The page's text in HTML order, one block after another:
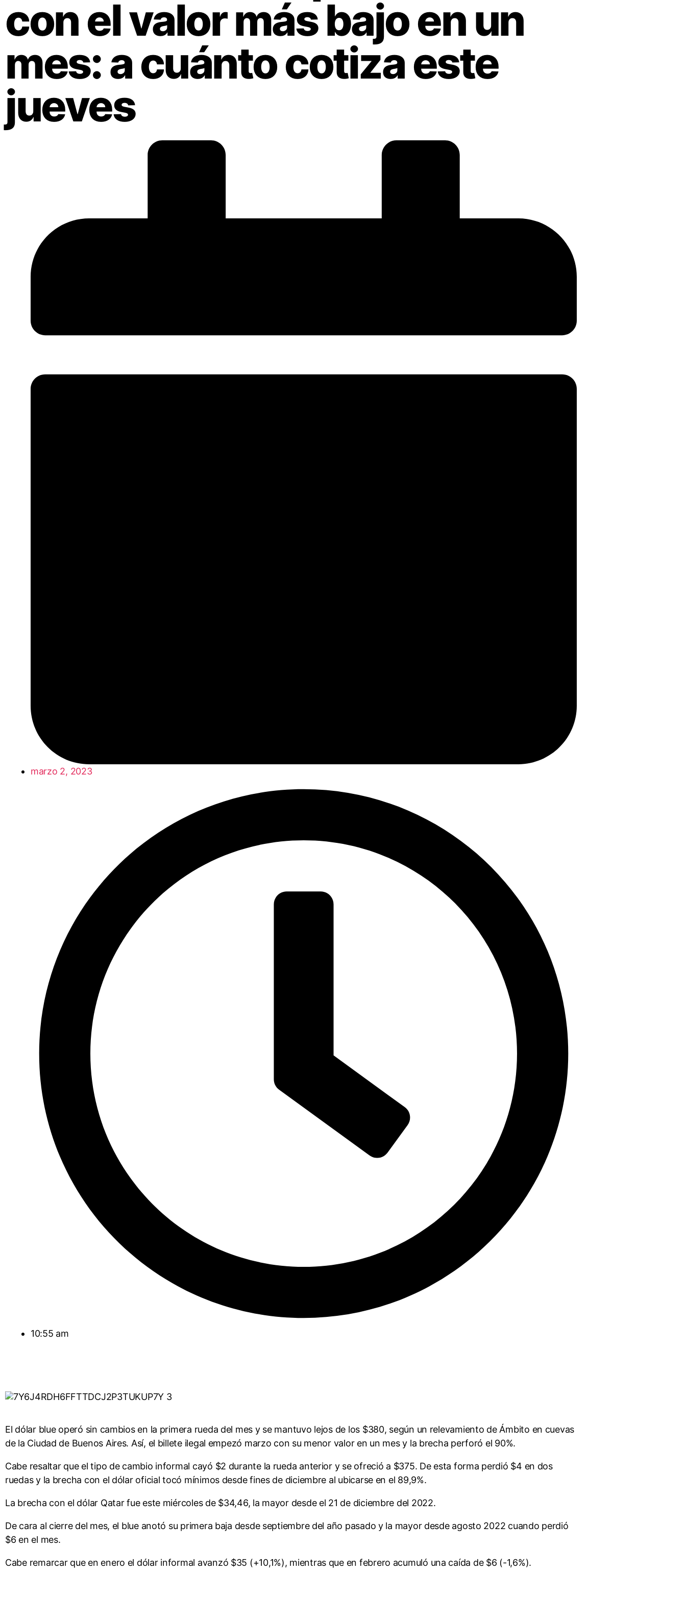
con el valor más bajo en un
mes: a cuánto cotiza este
jueves
marzo 2, 2023
10:55 am
El dólar blue operó sin cambios en la primera rueda del mes y se mantuvo lejos de los $380, según un relevamiento de Ámbito en cuevas
de la Ciudad de Buenos Aires. Así, el billete ilegal empezó marzo con su menor valor en un mes y la brecha perforó el 90%.
Cabe resaltar que el tipo de cambio informal cayó $2 durante la rueda anterior y se ofreció a $375. De esta forma perdió $4 en dos
ruedas y la brecha con el dólar oficial tocó mínimos desde fines de diciembre al ubicarse en el 89,9%.
La brecha con el dólar Qatar fue este miércoles de $34,46, la mayor desde el 21 de diciembre del 2022.
De cara al cierre del mes, el blue anotó su primera baja desde septiembre del año pasado y la mayor desde agosto 2022 cuando perdió
$6 en el mes.
Cabe remarcar que en enero el dólar informal avanzó $35 (+10,1%), mientras que en febrero acumuló una caída de $6 (-1,6%).